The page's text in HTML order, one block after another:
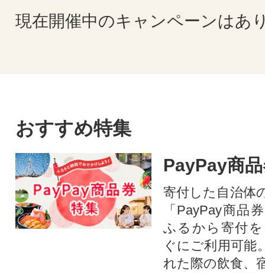
現在開催中のキャンペーンはあ
おすすめ特集
PayPay商
寄付した自治体
「PayPay商品
ふるから寄付
ぐにご利用可能
れた際の飲食、